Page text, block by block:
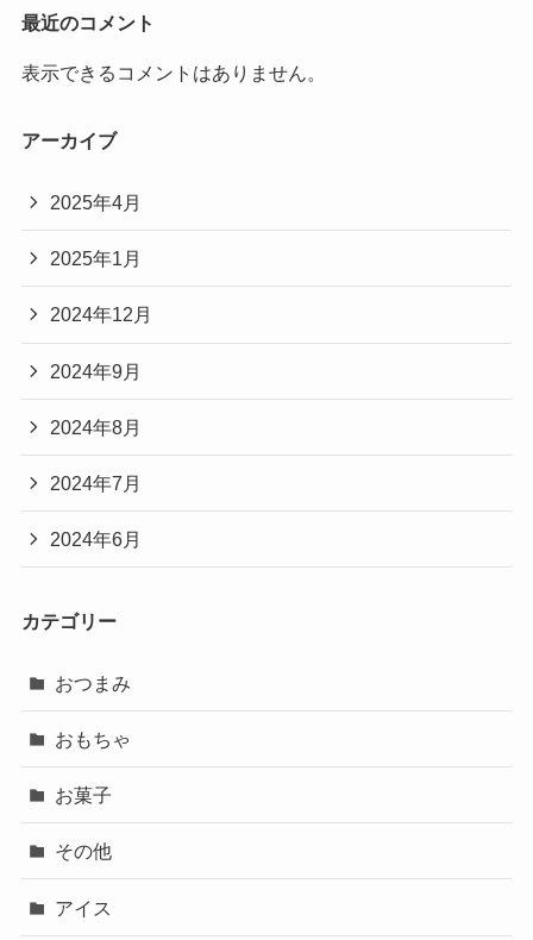
最近のコメント
表示できるコメントはありません。
アーカイブ
2025年4月
2025年1月
2024年12月
2024年9月
2024年8月
2024年7月
2024年6月
カテゴリー
おつまみ
おもちゃ
お菓子
その他
アイス